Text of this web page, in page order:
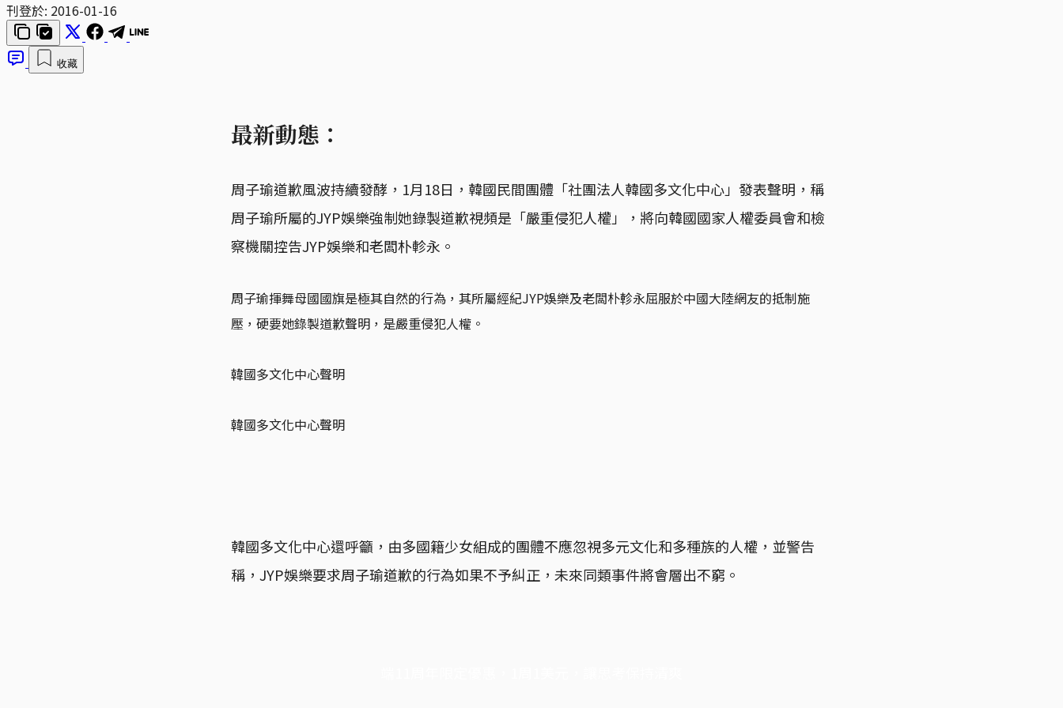
刊登於: 2016-01-16
收藏
最新動態：
周子瑜道歉風波持續發酵，1月18日，韓國民間團體「社團法人韓國多文化中心」發表聲明，稱
周子瑜所屬的JYP娛樂強制她錄製道歉視頻是「嚴重侵犯人權」，將向韓國國家人權委員會和檢
察機關控告JYP娛樂和老闆朴軫永。
周子瑜揮舞母國國旗是極其自然的行為，其所屬經紀JYP娛樂及老闆朴軫永屈服於中國大陸網友的抵制施
壓，硬要她錄製道歉聲明，是嚴重侵犯人權。
韓國多文化中心聲明
韓國多文化中心聲明
韓國多文化中心還呼籲，由多國籍少女組成的團體不應忽視多元文化和多種族的人權，並警告
稱，JYP娛樂要求周子瑜道歉的行為如果不予糾正，未來同類事件將會層出不窮。